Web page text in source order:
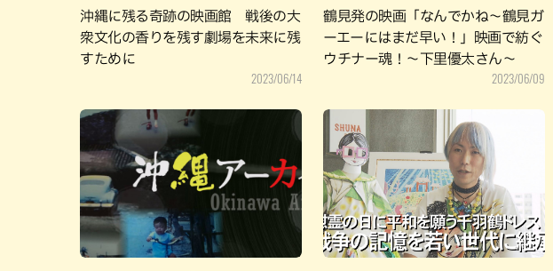
沖縄に残る奇跡の映画館 戦後の大
衆文化の香りを残す劇場を未来に残
すために
2023/06/14
鶴見発の映画「なんでかね～鶴見ガ
ーエーにはまだ早い！」映画で紡ぐ
ウチナー魂！～下里優太さん～
2023/06/09